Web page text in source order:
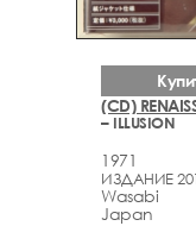
(CD)
– ILLUSION
1971
ИЗДАНИЕ
Wasabi
Japan